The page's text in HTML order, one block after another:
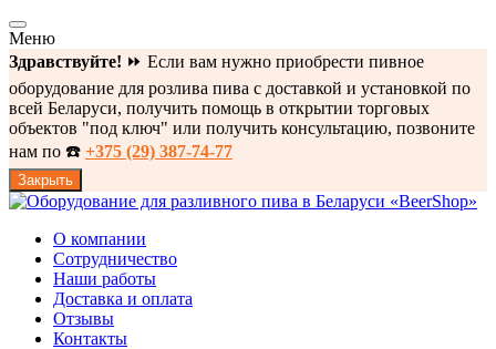
Меню
Здравствуйте! ⏩ Если вам нужно приобрести пивное
оборудование для розлива пива с доставкой и установкой по
всей Беларуси, получить помощь в открытии торговых
объектов "под ключ" или получить консультацию, позвоните
нам по ☎️ +375 (29) 387-74-77
Закрыть
О компании
Сотрудничество
Наши работы
Доставка и оплата
Отзывы
Контакты